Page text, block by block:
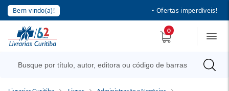
Bem-vindo(a)! • Ofertas imperdíveis!
0